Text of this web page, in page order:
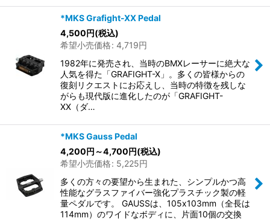
*MKS Grafight-XX Pedal
4,500円(税込)
希望小売価格: 4,719円
1982年に発売され、当時のBMXレーサーに絶大な
人気を得た「GRAFIGHT-X」。多くの皆様からの
復刻リクエストにお応えし、当時の特徴を残しな
がらも現代版に進化したのが「GRAFIGHT-
XX（ダ…
*MKS Gauss Pedal
4,200円 ～4,700円(税込)
希望小売価格: 5,225円
多くの方々の要望から生まれた、シンプルかつ高
性能なグラスファイバー強化プラスチック製の軽
量ペダルです。 GAUSSは、105x103mm（全長は
114mm）のワイドなボディに、片面10個の交換